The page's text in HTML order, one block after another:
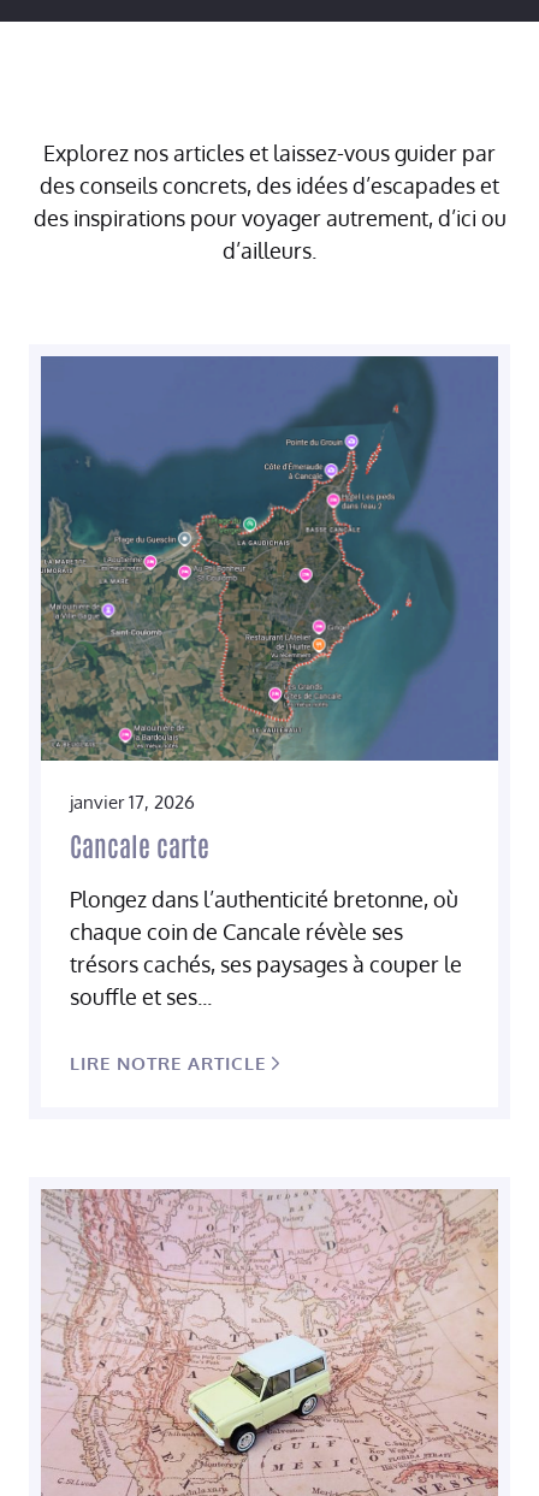
Explorez nos articles et laissez-vous guider par
des conseils concrets, des idées d’escapades et
des inspirations pour voyager autrement, d’ici ou
d’ailleurs.
janvier 17, 2026
Cancale carte
Plongez dans l’authenticité bretonne, où
chaque coin de Cancale révèle ses
trésors cachés, ses paysages à couper le
souffle et ses...
LIRE NOTRE ARTICLE